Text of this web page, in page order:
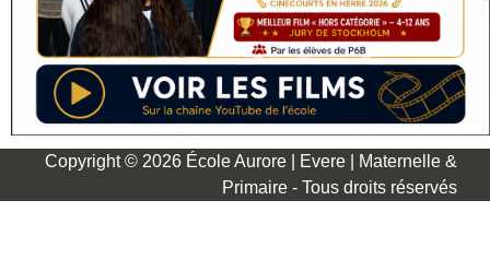
Copyright © 2026 École Aurore | Evere | Maternelle &
Primaire - Tous droits réservés